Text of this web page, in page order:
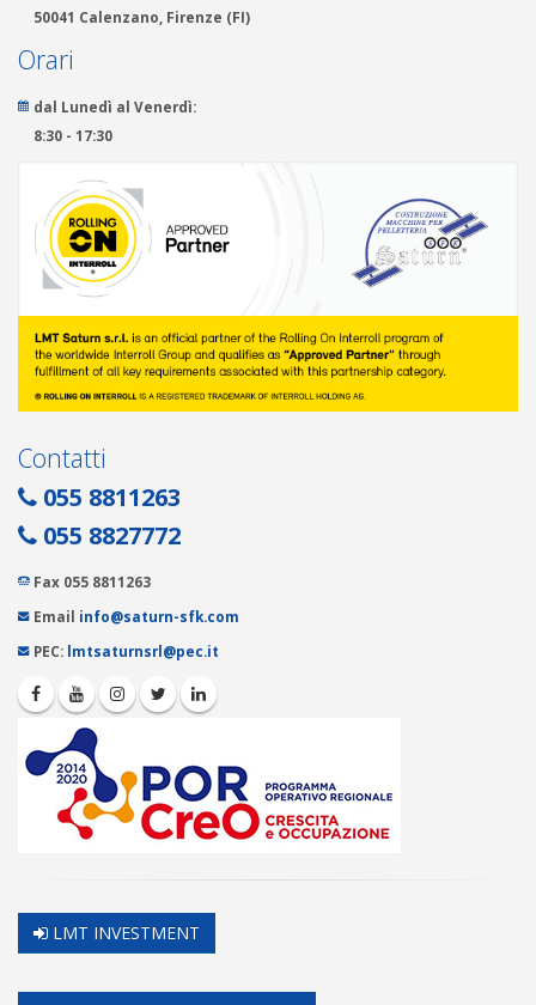
50041 Calenzano, Firenze (FI)
Orari
dal Lunedì al Venerdì:
8:30 - 17:30
Contatti
055 8811263
055 8827772
Fax 055 8811263
Email info@saturn-sfk.com
PEC: lmtsaturnsrl@pec.it
LMT INVESTMENT